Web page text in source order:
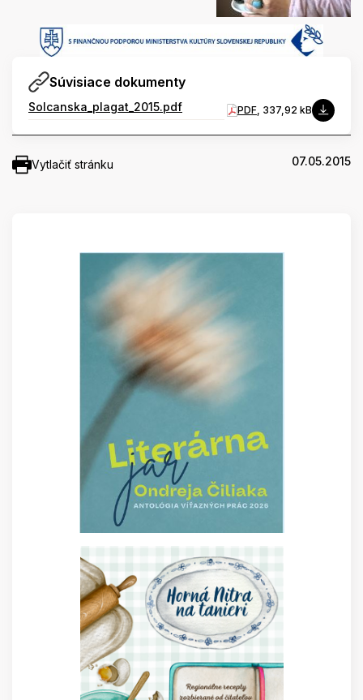
Súvisiace dokumenty
Solcanska_plagat_2015.pdf PDF , 337,92 kB
Vytlačiť stránku 07.05.2015